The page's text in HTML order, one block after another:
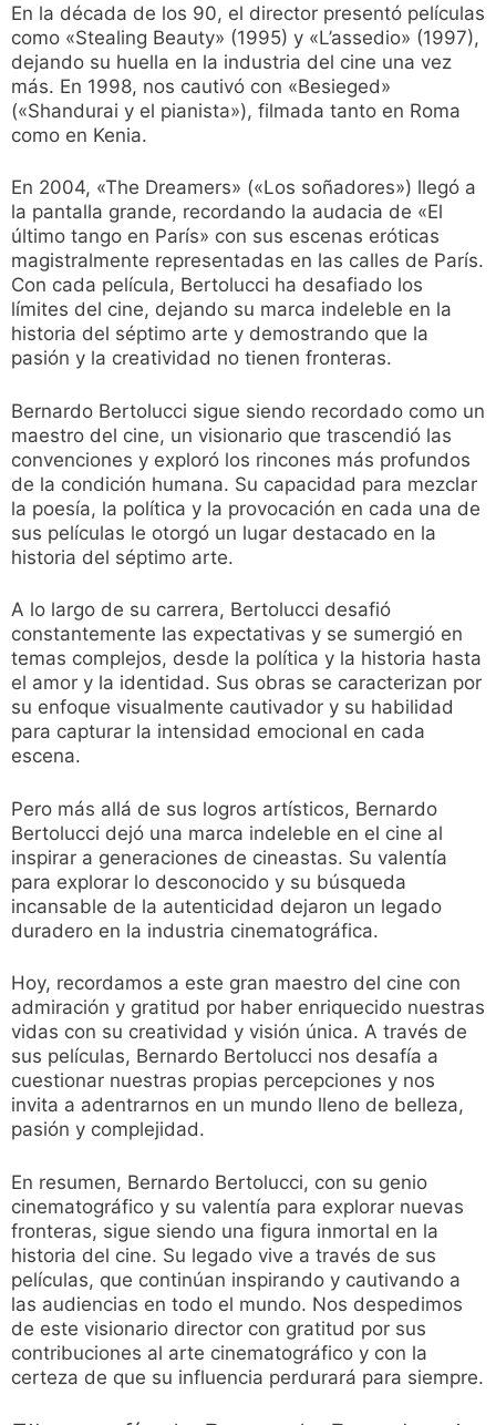
En la década de los 90, el director presentó películas
como «Stealing Beauty» (1995) y «L’assedio» (1997),
dejando su huella en la industria del cine una vez
más. En 1998, nos cautivó con «Besieged»
(«Shandurai y el pianista»), filmada tanto en Roma
como en Kenia.
En 2004, «The Dreamers» («Los soñadores») llegó a
la pantalla grande, recordando la audacia de «El
último tango en París» con sus escenas eróticas
magistralmente representadas en las calles de París.
Con cada película, Bertolucci ha desafiado los
límites del cine, dejando su marca indeleble en la
historia del séptimo arte y demostrando que la
pasión y la creatividad no tienen fronteras.
Bernardo Bertolucci sigue siendo recordado como un
maestro del cine, un visionario que trascendió las
convenciones y exploró los rincones más profundos
de la condición humana. Su capacidad para mezclar
la poesía, la política y la provocación en cada una de
sus películas le otorgó un lugar destacado en la
historia del séptimo arte.
A lo largo de su carrera, Bertolucci desafió
constantemente las expectativas y se sumergió en
temas complejos, desde la política y la historia hasta
el amor y la identidad. Sus obras se caracterizan por
su enfoque visualmente cautivador y su habilidad
para capturar la intensidad emocional en cada
escena.
Pero más allá de sus logros artísticos, Bernardo
Bertolucci dejó una marca indeleble en el cine al
inspirar a generaciones de cineastas. Su valentía
para explorar lo desconocido y su búsqueda
incansable de la autenticidad dejaron un legado
duradero en la industria cinematográfica.
Hoy, recordamos a este gran maestro del cine con
admiración y gratitud por haber enriquecido nuestras
vidas con su creatividad y visión única. A través de
sus películas, Bernardo Bertolucci nos desafía a
cuestionar nuestras propias percepciones y nos
invita a adentrarnos en un mundo lleno de belleza,
pasión y complejidad.
En resumen, Bernardo Bertolucci, con su genio
cinematográfico y su valentía para explorar nuevas
fronteras, sigue siendo una figura inmortal en la
historia del cine. Su legado vive a través de sus
películas, que continúan inspirando y cautivando a
las audiencias en todo el mundo. Nos despedimos
de este visionario director con gratitud por sus
contribuciones al arte cinematográfico y con la
certeza de que su influencia perdurará para siempre.